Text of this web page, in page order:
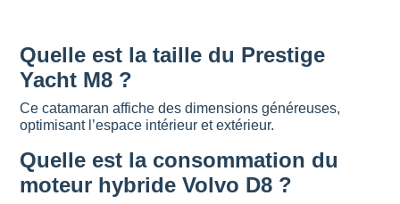
Quelle est la taille du Prestige
Yacht M8 ?
Ce catamaran affiche des dimensions généreuses,
optimisant l’espace intérieur et extérieur.
Quelle est la consommation du
moteur hybride Volvo D8 ?